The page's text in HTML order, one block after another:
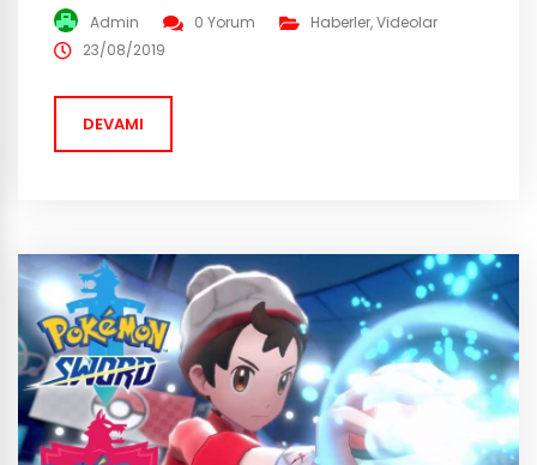
PS4’e çıkarılan oyun yepyeni bir çıkış fragmanı ile
karşımızda! Göz kamaştırıcı güzelliği ile Megan Fox,
etken olduğunu söyleyebiliriz. Yukarıda...
Admin 0 Yorum Haberler,Videolar
23/08/2019
DEVAMI